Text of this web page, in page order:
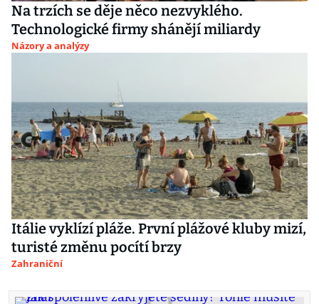
Na trzích se děje něco nezvyklého.
Technologické firmy shánějí miliardy
Názory a analýzy
Itálie vyklízí pláže. První plážové kluby mizí,
turisté změnu pocítí brzy
Zahraniční